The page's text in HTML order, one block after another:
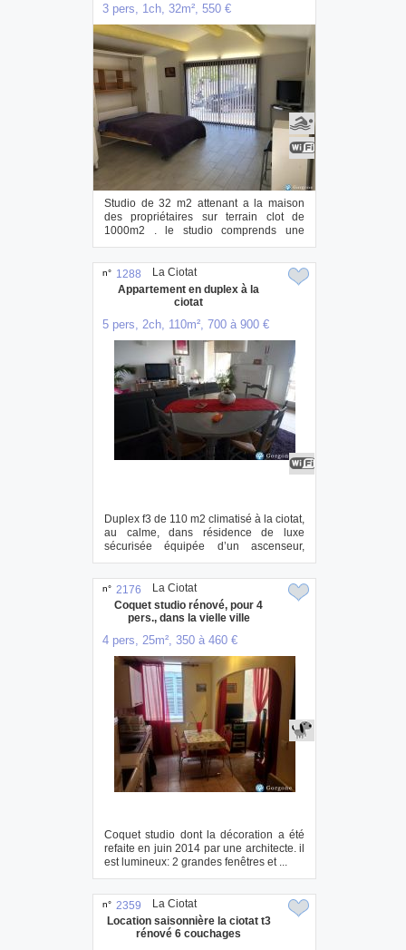
3 pers, 1ch, 32m², 550 €
Studio de 32 m2 attenant a la maison
des propriétaires sur terrain clot de
1000m2 . le studio comprends une
grande piece...
n° 1288
Appartement en duplex à la
ciotat
5 pers, 2ch, 110m², 700 à 900 €
Duplex f3 de 110 m2 climatisé à la ciotat,
au calme, dans résidence de luxe
sécurisée équipée d’un ascenseur,
garage fer...
La Ciotat
n° 2176
Coquet studio rénové, pour 4
pers., dans la vielle ville
4 pers, 25m², 350 à 460 €
Coquet studio dont la décoration a été
refaite en juin 2014 par une architecte. il
est lumineux: 2 grandes fenêtres et ...
La Ciotat
n° 2359
Location saisonnière la ciotat t3
rénové 6 couchages
La Ciotat